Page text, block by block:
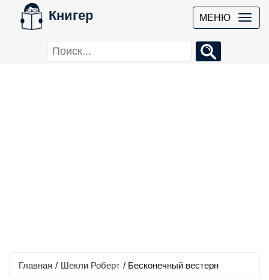
Книгер МЕНЮ
Главная / Шекли Роберт / Бесконечный вестерн